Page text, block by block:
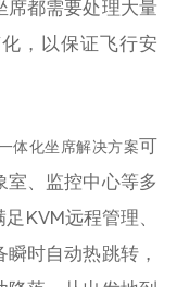
席都需要处理大量
，以保证飞行安
体化坐席解决方案可
室、监控中心等多
KVM远程管理、
时自动热跳转，